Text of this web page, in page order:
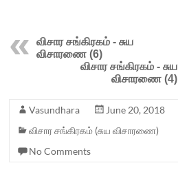
விசார சங்கிரகம் - சுய
விசாரணை (6)
விசார சங்கிரகம் - சுய
விசாரணை (4)
Vasundhara
June 20, 2018
விசார சங்கிரகம் (சுய விசாரணை)
No Comments